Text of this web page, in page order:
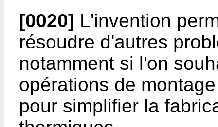
[0020] L'invention
résoudre d'autres
notamment si l'on
opérations de
pour simplifier la